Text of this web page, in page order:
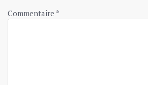
Commentaire *